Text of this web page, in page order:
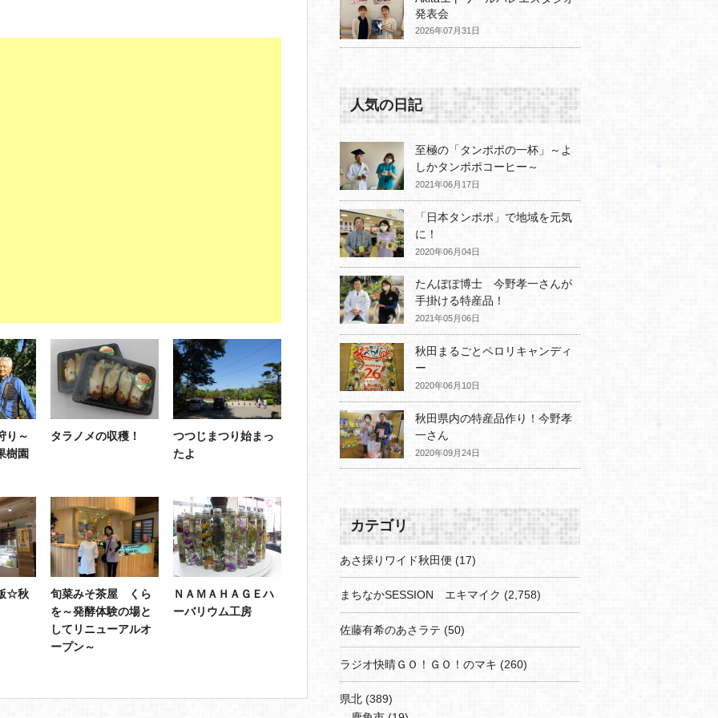
り～
樹園
タラノメの収穫！
つつじまつり始まっ
たよ
☆秋
旬菜みそ茶屋 くら
を～発酵体験の場と
してリニューアルオ
ープン～
ＮＡＭＡＨＡＧＥハ
ーバリウム工房
発表会
2026年07月31日
人気の日記
至極の「タンポポの一杯」～よ
しかタンポポコーヒー～
2021年06月17日
「日本タンポポ」で地域を元気
に！
2020年06月04日
たんぽぽ博士 今野孝一さんが
手掛ける特産品！
2021年05月06日
秋田まるごとペロリキャンディ
ー
2020年06月10日
秋田県内の特産品作り！今野孝
一さん
2020年09月24日
カテゴリ
あさ採りワイド秋田便 (17)
まちなかSESSION エキマイク (2,758)
佐藤有希のあさラテ (50)
ラジオ快晴ＧＯ！ＧＯ！のマキ (260)
県北 (389)